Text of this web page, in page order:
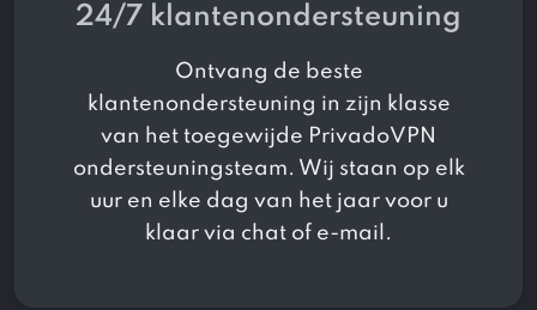
24/7 klantenondersteuning
Ontvang de beste
klantenondersteuning in zijn klasse
van het toegewijde PrivadoVPN
ondersteuningsteam. Wij staan ​​op elk
uur en elke dag van het jaar voor u
klaar via chat of e-mail.